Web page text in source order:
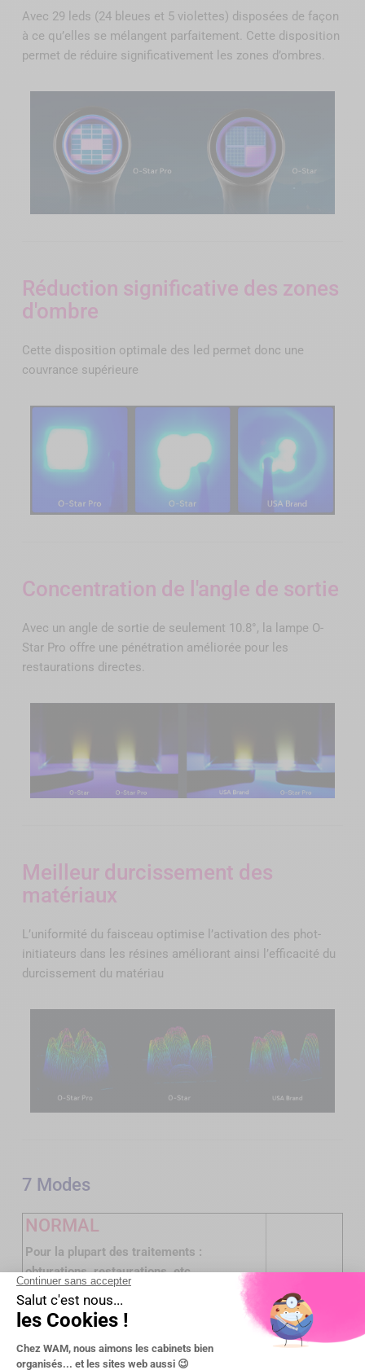
Avec 29 leds (24 bleues et 5 violettes) disposées de façon
à ce qu’elles se mélangent parfaitement. Cette disposition
permet de réduire significativement les zones d’ombres.
Réduction significative des zones
d'ombre
Cette disposition optimale des led permet donc une
couvrance supérieure
Concentration de l'angle de sortie
Avec un angle de sortie de seulement 10.8°, la lampe O-
Star Pro offre une pénétration améliorée pour les
restaurations directes.
Meilleur durcissement des
matériaux
L’uniformité du faisceau optimise l’activation des phot-
initiateurs dans les résines améliorant ainsi l’efficacité du
durcissement du matériau
7 Modes
NORMAL
Pour la plupart des traitements :
obturations, restaurations, etc.
Intensité lumineuse constante de 1.000 à
1.200mW/cm²
Durée : 5s, 10s, 15s, 20s